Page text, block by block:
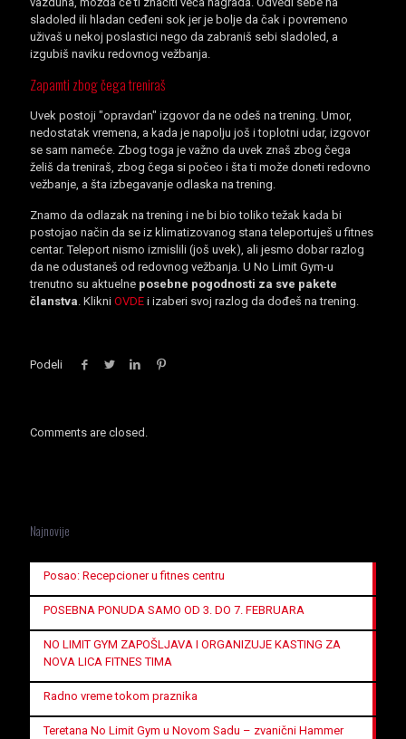
sladoled ili hladan ceđeni sok jer je bolje da čak i povremeno
uživaš u nekoj poslastici nego da zabraniš sebi sladoled, a
izgubiš naviku redovnog vežbanja.
Zapamti zbog čega treniraš
Uvek postoji "opravdan" izgovor da ne odeš na trening. Umor,
nedostatak vremena, a kada je napolju još i toplotni udar, izgovor
se sam nameće. Zbog toga je važno da uvek znaš zbog čega
želiš da treniraš, zbog čega si počeo i šta ti može doneti redovno
vežbanje, a šta izbegavanje odlaska na trening.
Znamo da odlazak na trening i ne bi bio toliko težak kada bi
postojao način da se iz klimatizovanog stana teleportuješ u fitnes
centar. Teleport nismo izmislili (još uvek), ali jesmo dobar razlog
da ne odustaneš od redovnog vežbanja. U No Limit Gym-u
trenutno su aktuelne posebne pogodnosti za sve pakete
članstva . Klikni OVDE i izaberi svoj razlog da dođeš na trening.
Podeli
Comments are closed.
Najnovije
Posao: Recepcioner u fitnes centru
POSEBNA PONUDA SAMO OD 3. DO 7. FEBRUARA
NO LIMIT GYM ZAPOŠLJAVA I ORGANIZUJE KASTING ZA
NOVA LICA FITNES TIMA
Radno vreme tokom praznika
Teretana No Limit Gym u Novom Sadu – zvanični Hammer